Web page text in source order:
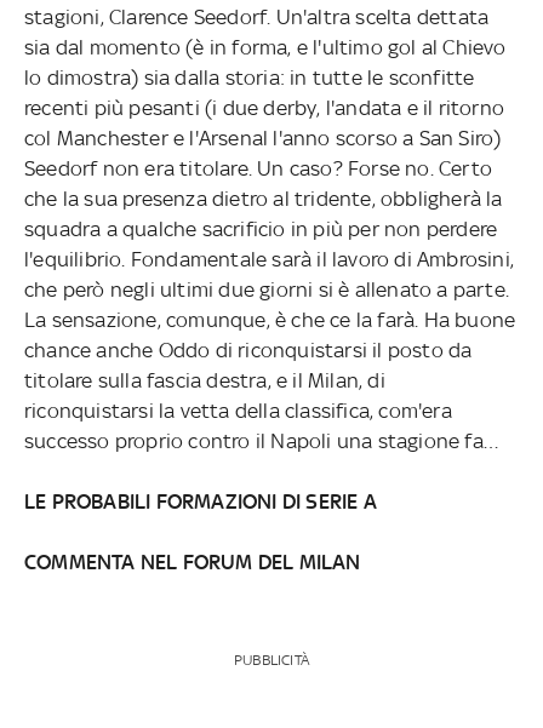
stagioni, Clarence Seedorf. Un'altra scelta dettata
sia dal momento (è in forma, e l'ultimo gol al Chievo
lo dimostra) sia dalla storia: in tutte le sconfitte
recenti più pesanti (i due derby, l'andata e il ritorno
col Manchester e l'Arsenal l'anno scorso a San Siro)
Seedorf non era titolare. Un caso? Forse no. Certo
che la sua presenza dietro al tridente, obbligherà la
squadra a qualche sacrificio in più per non perdere
l'equilibrio. Fondamentale sarà il lavoro di Ambrosini,
che però negli ultimi due giorni si è allenato a parte.
La sensazione, comunque, è che ce la farà. Ha buone
chance anche Oddo di riconquistarsi il posto da
titolare sulla fascia destra, e il Milan, di
riconquistarsi la vetta della classifica, com'era
successo proprio contro il Napoli una stagione fa…
LE PROBABILI FORMAZIONI DI SERIE A
COMMENTA NEL FORUM DEL MILAN
PUBBLICITÀ